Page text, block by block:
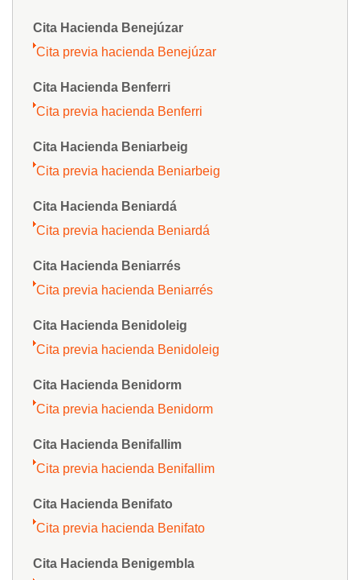
Cita Hacienda Benejúzar
Cita previa hacienda Benejúzar
Cita Hacienda Benferri
Cita previa hacienda Benferri
Cita Hacienda Beniarbeig
Cita previa hacienda Beniarbeig
Cita Hacienda Beniardá
Cita previa hacienda Beniardá
Cita Hacienda Beniarrés
Cita previa hacienda Beniarrés
Cita Hacienda Benidoleig
Cita previa hacienda Benidoleig
Cita Hacienda Benidorm
Cita previa hacienda Benidorm
Cita Hacienda Benifallim
Cita previa hacienda Benifallim
Cita Hacienda Benifato
Cita previa hacienda Benifato
Cita Hacienda Benigembla